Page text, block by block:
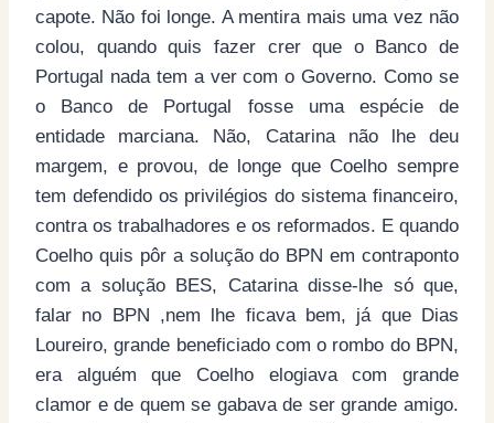
capote. Não foi longe. A mentira mais uma vez não
colou, quando quis fazer crer que o Banco de
Portugal nada tem a ver com o Governo. Como se
o Banco de Portugal fosse uma espécie de
entidade marciana. Não, Catarina não lhe deu
margem, e provou, de longe que Coelho sempre
tem defendido os privilégios do sistema financeiro,
contra os trabalhadores e os reformados. E quando
Coelho quis pôr a solução do BPN em contraponto
com a solução BES, Catarina disse-lhe só que,
falar no BPN ,nem lhe ficava bem, já que Dias
Loureiro, grande beneficiado com o rombo do BPN,
era alguém que Coelho elogiava com grande
clamor e de quem se gabava de ser grande amigo.